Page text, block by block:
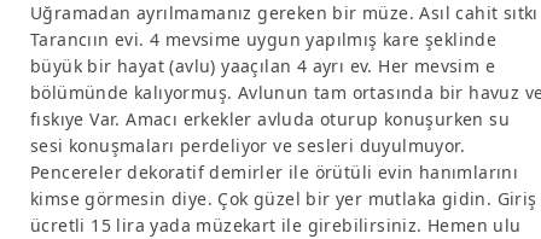
Uğramadan ayrılmamanız gereken bir müze. Asıl cahit sıtkı
Tarancıın evi. 4 mevsime uygun yapılmış kare şeklinde
büyük bir hayat (avlu) yaaçılan 4 ayrı ev. Her mevsim e
bölümünde kalıyormuş. Avlunun tam ortasında bir havuz
fıskıye Var. Amacı erkekler avluda oturup konuşurken su
sesi konuşmaları perdeliyor ve sesleri duyulmuyor.
Pencereler dekoratif demirler ile örütüli evin hanımlarını
kimse görmesin diye. Çok güzel bir yer mutlaka gidin. Giriş
ücretli 15 lira yada müzekart ile girebilirsiniz. Hemen ulu